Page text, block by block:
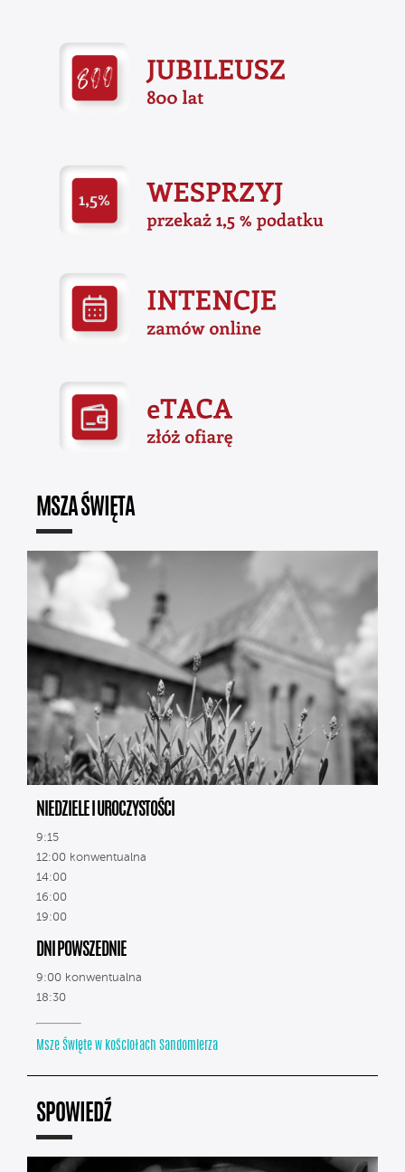
MSZA ŚWIĘTA
NIEDZIELE I UROCZYSTOŚCI
9:15
12:00 konwentualna
14:00
16:00
19:00
DNI POWSZEDNIE
9:00 konwentualna
18:30
Msze Święte w kościołach Sandomierza
SPOWIEDŹ